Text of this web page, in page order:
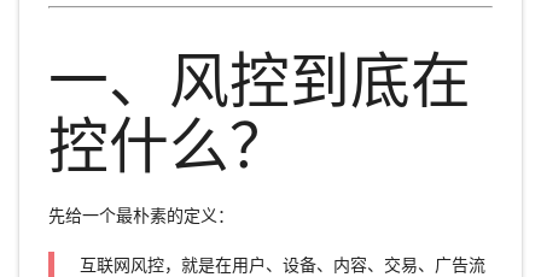
一、风控到底在
控什么？
先给一个最朴素的定义：
互联网风控，就是在用户、设备、内容、交易、广告流